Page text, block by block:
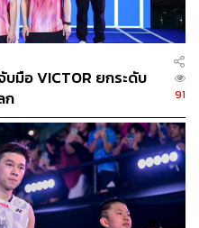
มือ VICTOR ยกระดับ
ก
91